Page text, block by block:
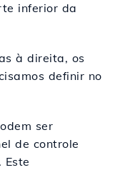
inferior da
à direita, os
definir no
ser
de controle
Este